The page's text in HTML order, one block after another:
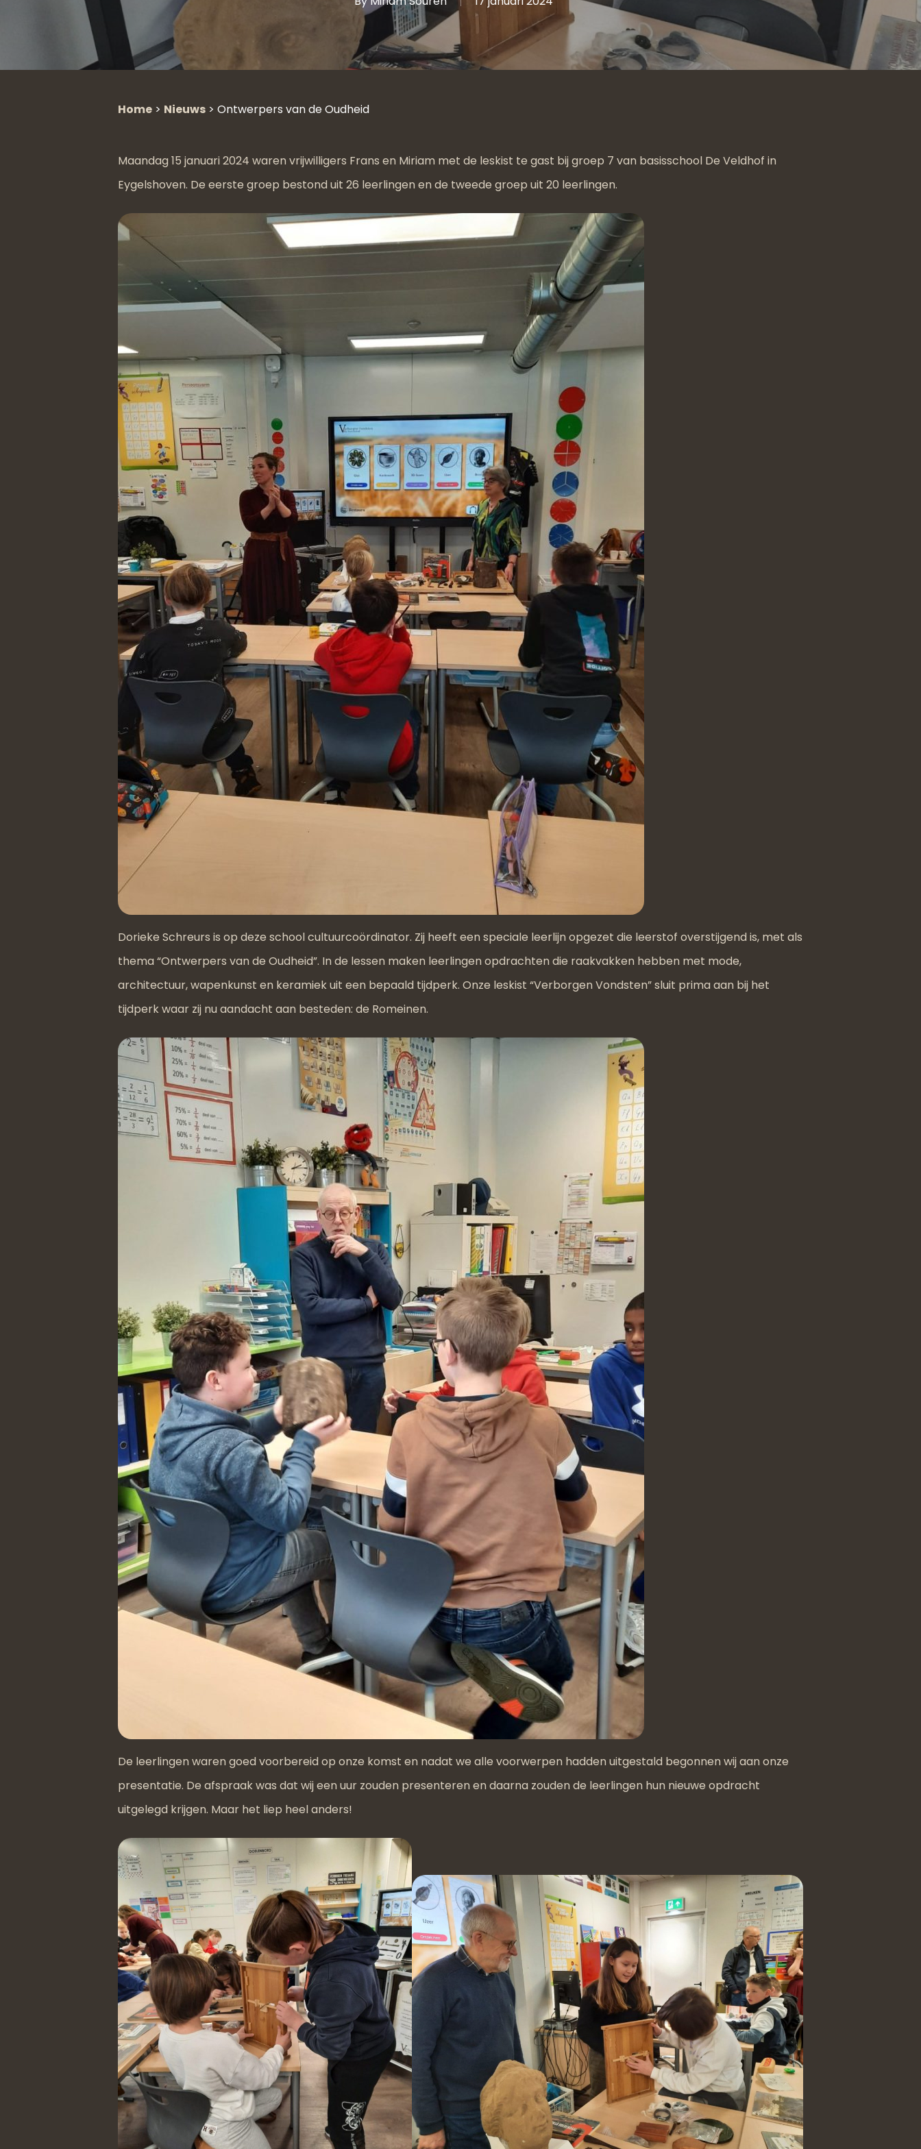
Home > Nieuws > Ontwerpers van de Oudheid
Maandag 15 januari 2024 waren vrijwilligers Frans en Miriam met de leskist te gast bij groep 7 van basisschool De Veldhof in
Eygelshoven. De eerste groep bestond uit 26 leerlingen en de tweede groep uit 20 leerlingen.
Dorieke Schreurs is op deze school cultuurcoördinator. Zij heeft een speciale leerlijn opgezet die leerstof overstijgend is, met als
thema “Ontwerpers van de Oudheid”. In de lessen maken leerlingen opdrachten die raakvakken hebben met mode,
architectuur, wapenkunst en keramiek uit een bepaald tijdperk. Onze leskist “Verborgen Vondsten” sluit prima aan bij het
tijdperk waar zij nu aandacht aan besteden: de Romeinen.
De leerlingen waren goed voorbereid op onze komst en nadat we alle voorwerpen hadden uitgestald begonnen wij aan onze
presentatie. De afspraak was dat wij een uur zouden presenteren en daarna zouden de leerlingen hun nieuwe opdracht
uitgelegd krijgen. Maar het liep heel anders!